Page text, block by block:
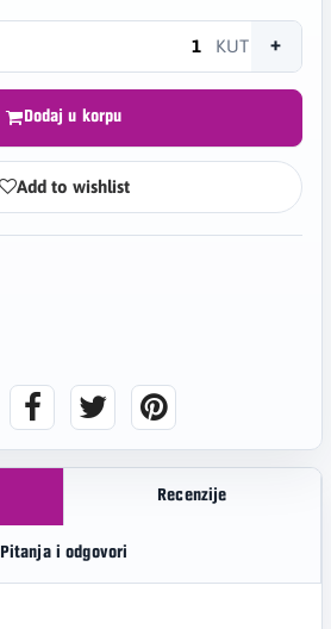
KUT +
Dodaj u korpu
Add to wishlist
Recenzije
Pitanja i odgovori